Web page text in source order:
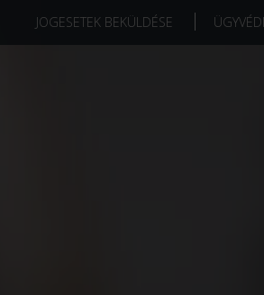
JOGESETEK BEKÜLDÉSE